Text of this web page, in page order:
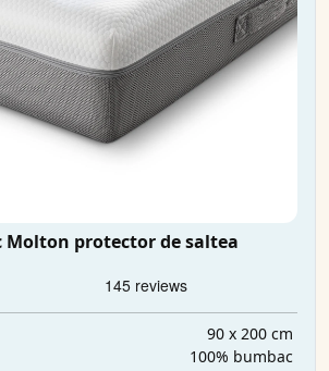
Molton protector de saltea
90 x 200 cm
100% bumbac